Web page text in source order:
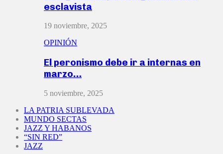
esclavista
19 noviembre, 2025
OPINIÓN
El peronismo debe ir a internas en
marzo…
5 noviembre, 2025
LA PATRIA SUBLEVADA
MUNDO SECTAS
JAZZ Y HABANOS
“SIN RED”
JAZZ